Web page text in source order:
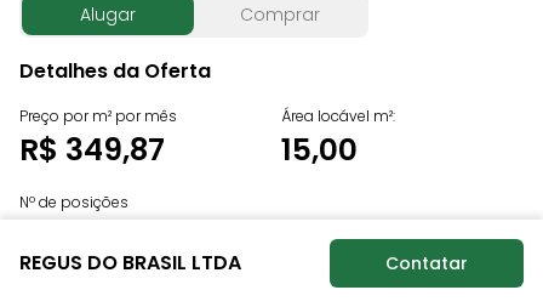
Alugar Comprar
Detalhes da Oferta
Preço por m² por mês
R$ 349,87
Área locável m²:
15,00
Nº de posições
REGUS DO BRASIL LTDA Contatar